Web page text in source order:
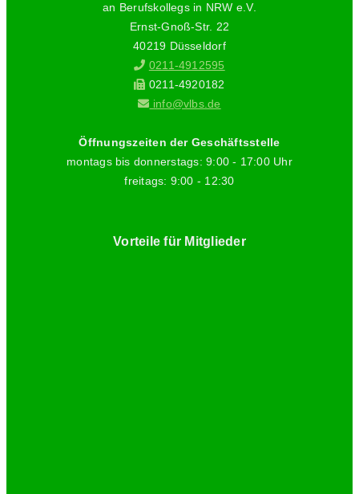
an Berufskollegs in NRW e.V.
Ernst-Gnoß-Str. 22
40219 Düsseldorf
0211-4912595
0211-4920182
info@vlbs.de
Öffnungszeiten der Geschäftsstelle
montags bis donnerstags: 9:00 - 17:00 Uhr
freitags: 9:00 - 12:30
Vorteile für Mitglieder